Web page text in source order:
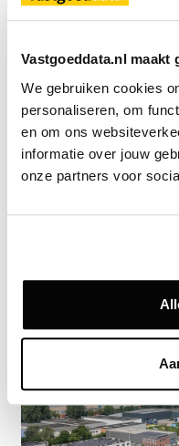
Vastgoeddata.nl maakt
We gebruiken cookies
personaliseren, om
en om ons
informatie over jouw
onze partners voor
Bron
Exclusief
Zie direct welke partijen
Deze informatie is alleen